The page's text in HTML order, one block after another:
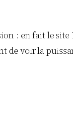
: en fait le
de voir la